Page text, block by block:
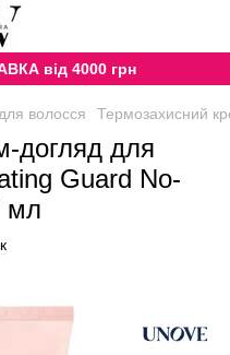
від 4000 грн
волосся Термозахисний
догляд для
Guard No-
мл